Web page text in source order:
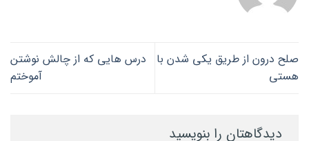
صلح درون از طریق یکی شدن با
هستی
درس هایی که از چالش نوشتن
آموختم
دیدگاهتان را بنویسید